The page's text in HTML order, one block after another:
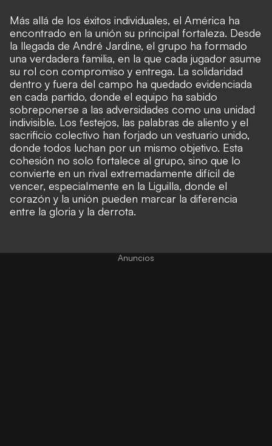
Más allá de los éxitos individuales, el América ha
encontrado en la unión su principal fortaleza. Desde
la llegada de André Jardine, el grupo ha formado
una verdadera familia, en la que cada jugador asume
su rol con compromiso y entrega. La solidaridad
dentro y fuera del campo ha quedado evidenciada
en cada partido, donde el equipo ha sabido
sobreponerse a las adversidades como una unidad
indivisible. Los festejos, las palabras de aliento y el
sacrificio colectivo han forjado un vestuario unido,
donde todos luchan por un mismo objetivo. Esta
cohesión no solo fortalece al grupo, sino que lo
convierte en un rival extremadamente difícil de
vencer, especialmente en la Liguilla, donde el
corazón y la unión pueden marcar la diferencia
entre la gloria y la derrota.